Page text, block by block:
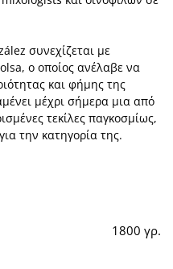
συνεχίζεται με
ο οποίος ανέλαβε να
και φήμης της
μέχρι σήμερα μια από
τεκίλες παγκοσμίως,
την κατηγορία της.
1800 γρ.